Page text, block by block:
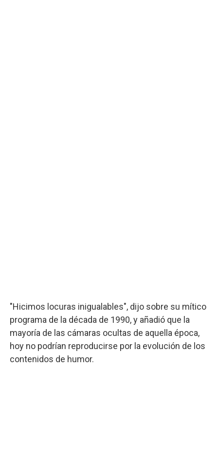
"Hicimos locuras inigualables", dijo sobre su mítico
programa de la década de 1990, y añadió que la
mayoría de las cámaras ocultas de aquella época,
hoy no podrían reproducirse por la evolución de los
contenidos de humor.